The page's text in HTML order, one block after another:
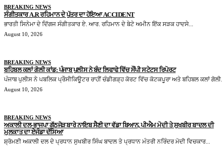
BREAKING NEWS
ਸੰਗੀਤਕਾਰ A.R ਰਹਿਮਾਨ ਦੇ ਪੁੱਤਰ ਦਾ ਹੋਇਆ ACCIDENT
ਭਾਰਤੀ ਸਿਨੇਮਾ ਦੇ ਦਿੱਗਜ ਸੰਗੀਤਕਾਰ ਏ. ਆਰ. ਰਹਿਮਾਨ ਦੇ ਬੇਟੇ ਅਮੀਨ ਇੱਕ ਸੜਕ ਹਾਦਸੇ...
August 10, 2026
BREAKING NEWS
ਬਹਿਬਲ ਕਲਾਂ ਗੋਲੀ ਕਾਂਡ: ਪੰਜਾਬ ਪੁਲੀਸ ਨੇ ਬੰਦ ਲਿਫਾਫੇ ਵਿੱਚ ਸੌਂਪੀ ਸਟੇਟਸ ਰਿਪੋਰਟ
ਪੰਜਾਬ ਪੁਲੀਸ ਨੇ ਪਬਲਿਕ ਪ੍ਰੌਸੀਕਿਊਟਰ ਰਾਹੀਂ ਚੰਡੀਗੜ੍ਹ ਕੋਰਟ ਵਿੱਚ ਕੋਟਕਪੂਰਾ ਅਤੇ ਬਹਿਬਲ ਕਲਾਂ
August 10, 2026
BREAKING NEWS
ਅਕਾਲੀ ਦਲ-ਭਾਜਪਾ ਗੱਠਜੋੜ ਬਾਰੇ ਨਾਇਬ ਸੈਣੀ ਦਾ ਵੱਡਾ ਬਿਆਨ, ਪੀਐਮ ਮੋਦੀ ਤੇ ਸੁਖਬੀਰ ਬਾਦਲ ਦੀ
ਮੁਲਕਾਤ ਦਾ ਏਜੰਡਾ ਦੱਸਿਆ
ਸ਼੍ਰੋਮਣੀ ਅਕਾਲੀ ਦਲ ਦੇ ਪ੍ਰਧਾਨ ਸੁਖਬੀਰ ਸਿੰਘ ਬਾਦਲ ਤੇ ਪ੍ਰਧਾਨ ਮੰਤਰੀ ਨਰਿੰਦਰ ਮੋਦੀ ਵਿਚਕਾਰ...